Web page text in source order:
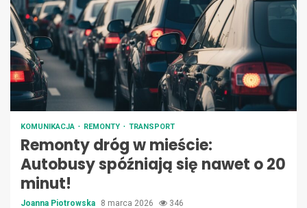
KOMUNIKACJA REMONTY TRANSPORT
Remonty dróg w mieście:
Autobusy spóźniają się nawet o 20
minut!
Joanna Piotrowska 8 marca 2026 346